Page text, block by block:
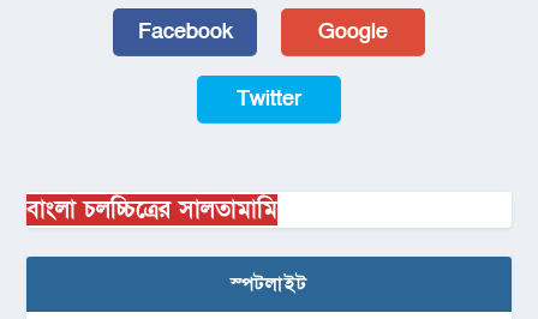
Facebook Google
Twitter
বাংলা চলচ্চিত্রের সালতামামি
স্পটলাইট